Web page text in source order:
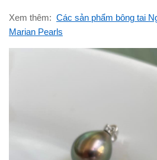
Xem thêm: Các sản phẩm bông tai
Marian Pearls